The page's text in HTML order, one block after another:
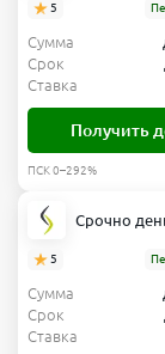
5
Сумма
Срок
Ставка
Получить
ПСК 0–292%
Срочно
5
Сумма
Срок
Ставка